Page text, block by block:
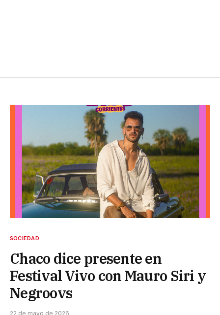
SOCIEDAD
Chaco dice presente en
Festival Vivo con Mauro Siri y
Negroovs
22 de mayo de 2026